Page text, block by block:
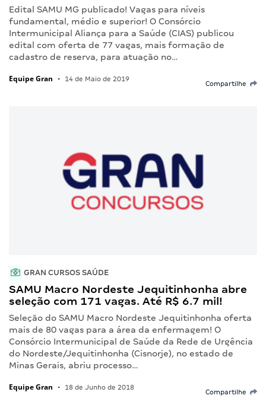
Edital SAMU MG publicado! Vagas para níveis
fundamental, médio e superior! O Consórcio
Intermunicipal Aliança para a Saúde (CIAS) publicou
edital com oferta de 77 vagas, mais formação de
cadastro de reserva, para atuação no…
Equipe Gran • 14 de Maio de 2019
Compartilhe
GRAN CURSOS SAÚDE
SAMU Macro Nordeste Jequitinhonha abre
seleção com 171 vagas. Até R$ 6.7 mil!
Seleção do SAMU Macro Nordeste Jequitinhonha oferta
mais de 80 vagas para a área da enfermagem! O
Consórcio Intermunicipal de Saúde da Rede de Urgência
do Nordeste/Jequitinhonha (Cisnorje), no estado de
Minas Gerais, abriu processo…
Equipe Gran • 18 de Junho de 2018
Compartilhe